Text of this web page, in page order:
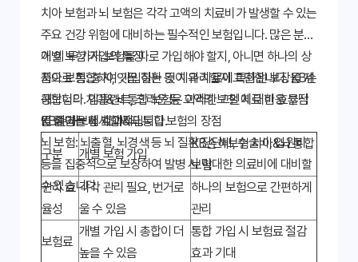
뇌출혈/뇌경색 진단비: 뇌출혈 또는 뇌경색으로 진단 확정
시 약정된 진단금을 지급합니다.
특정 뇌혈관 질환 진단비:더 넓은 범위의 뇌혈관 질환에 대
한 진단비를 보장하여, 뇌졸중보다 보장 범위를 확대합니다.
(특약 가입 시)
뇌 질환 수술비/입원비:뇌 질환으로 인한 수술 시 수술비, 입
원 시 입원 일당을 지급하여 치료비 부담을 경감합니다.
재활 치료 지원:뇌 질환 후 장기적인 재활 치료가 필요한 경
우, 해당 비용을 지원하는 특약을 통해 회복을 돕습니다. (특
약 가입 시)
치아 보험과 뇌 보험은 각각 고액의 치료비가 발생할 수 있는
주요 건강 위험에 대비하는 필수적인 보험입니다. 많은 분들
이 이 두 가지 보험을 따로 가입해야 할지, 아니면 하나의 상
품으로 통합하여 가입하는 것이 유리할지 고민합니다. KB손
해보험의 치아&뇌 통합 보험은 이러한 고민에 대한 효율적
인 해답을 제시합니다.
개별 보험 가입의 특징
치아 보험:충치, 잇몸 질환 등 치과 치료에 특화된 보장을 제
공합니다. 임플란트, 크라운 등 고액의 보철 치료 비용 부담
을 줄이는 데 효과적입니다.
뇌 보험:뇌출혈, 뇌경색 등 뇌 질환 진단비, 수술비, 입원비
등을 집중적으로 보장하여 발병 시 막대한 의료비에 대비할
수 있습니다.
KB손해보험 치아&뇌 통합 보험의 장점
구분 개별 보험 가입
KB손해보험 치아&뇌 통합
보험
관리 효
율성
각각 관리 필요, 번거로
울 수 있음
하나의 보험으로 간편하게
관리
보험료
개별 가입 시 총합이 더
높을 수 있음
통합 가입 시 보험료 절감
효과 기대